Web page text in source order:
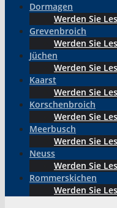
Dormagen
Werden Sie
Grevenbroich
Werden Sie
Jüchen
Werden Sie
Kaarst
Werden Sie
Korschenbroich
Werden Sie
Meerbusch
Werden Sie
Neuss
Werden Sie
Rommerskichen
Werden Sie